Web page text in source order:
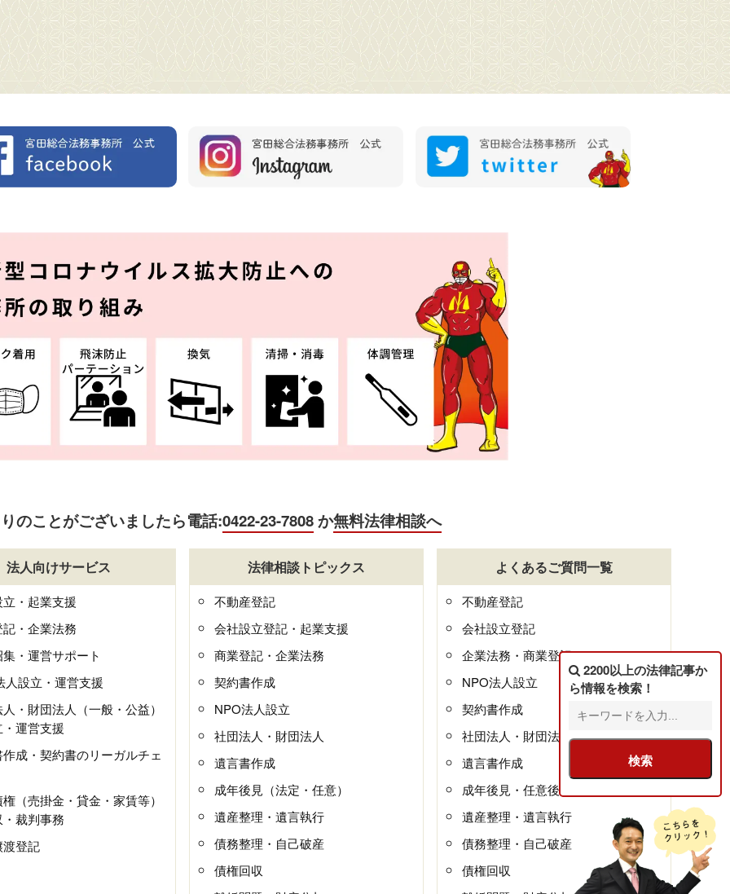
のことがございましたら電話:0422-23-7808か無料法律相談へ
法人向けサービス
・起業支援
・企業法務
・運営サポート
人設立・運営支援
・財団法人（一般・公益）
運営支援
成・契約書のリーガルチェ
（売掛金・貸金・家賃等）
裁判事務
登記
法律相談トピックス
不動産登記
会社設立登記・起業支援
商業登記・企業法務
契約書作成
NPO法人設立
社団法人・財団法人
遺言書作成
成年後見（法定・任意）
遺産整理・遺言執行
債務整理・自己破産
債権回収
よくあるご質問一覧
不動産登記
会社設立登記
企業法務・商業登記
NPO法人設立
契約書作成
社団法人・財団法人
遺言書作成
成年後見・任意後見
遺産整理・遺言執行
債務整理・自己破産
債権回収
2200以上の法律記事か
ら情報を検索！